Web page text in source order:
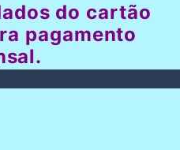
do cartão
pagamento